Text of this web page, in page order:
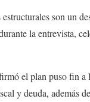
son un
la entrevista,
el plan puso fin a
y deuda, además